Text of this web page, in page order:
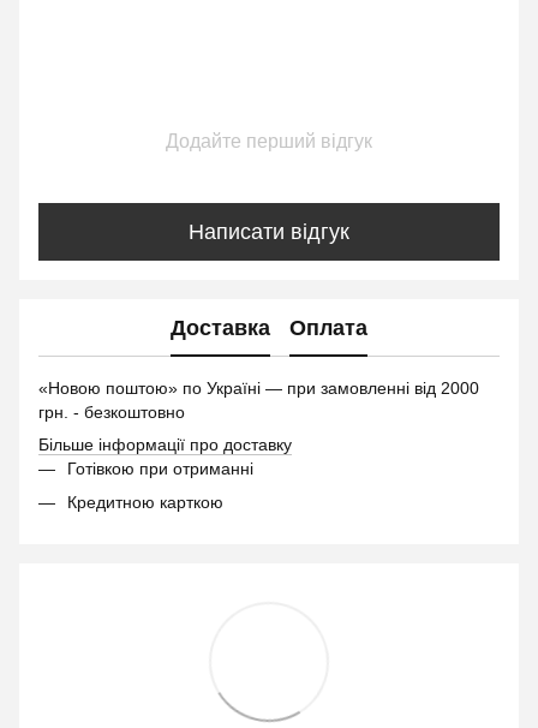
Додайте перший відгук
Написати відгук
Доставка Оплата
«Новою поштою» по Україні — при замовленні від 2000
грн. - безкоштовно
Більше інформації про доставку
Готівкою при отриманні
Кредитною карткою